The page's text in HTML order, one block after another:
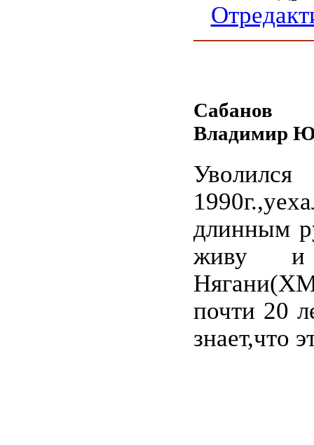
Сабанов
Владимир
длинным
живу
почти 20
знает,что